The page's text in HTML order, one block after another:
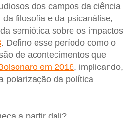
dos campos da ciência
filosofia e da psicanálise,
semiótica sobre os impactos
. Defino esse período como o
de acontecimentos que
em 2018, implicando,
polarização da política